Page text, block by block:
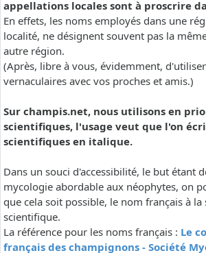
appellations locales sont à proscrire
En effets, les noms employés dans une
localité, ne désignent souvent pas la
autre région.
(Après, libre à vous, évidemment,
vernaculaires avec vos proches et amis.)
Sur champis.net, nous utilisons en
scientifiques, l'usage veut que l'on
scientifiques en italique.
Dans un souci d'accessibilité, le but étant
mycologie abordable aux néophytes, on
que cela soit possible, le nom français à
scientifique.
La référence pour les noms français : Le
français des champignons - Société